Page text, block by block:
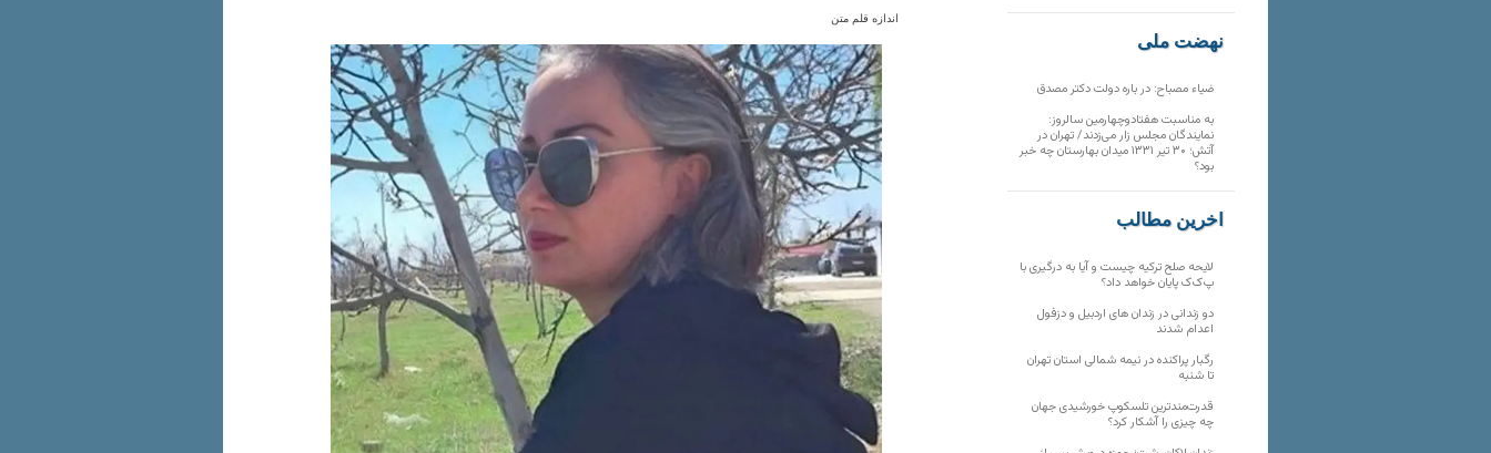
اندازه قلم متن
نهضت ملی
ضیاء مصباح: در باره دولت دکتر مصدق
به مناسبت هفتادوچهارمین سالروز:
نمایندگان مجلس زار می‌زدند/ تهران در
آتش؛ ۳۰ تیر ۱۳۳۱ میدان بهارستان چه خبر
بود؟
آخرین مطالب
لایحه صلح ترکیه چیست و آیا به درگیری با
پ‌ک‌ک پایان خواهد داد؟
دو زندانی در زندان های اردبیل و دزفول
اعدام شدند
رگبار پراکنده در نیمه شمالی استان تهران
تا شنبه
قدرت‌مندترین تلسکوپ خورشیدی جهان
چه چیزی را آشکار کرد؟